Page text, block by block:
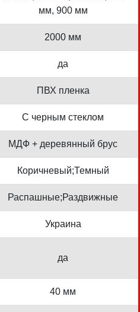
мм, 900 мм
2000 мм
да
ПВХ пленка
С черным стеклом
МДФ + деревянный брус
Коричневый;Темный
Распашные;Раздвижные
Украина
да
40 мм